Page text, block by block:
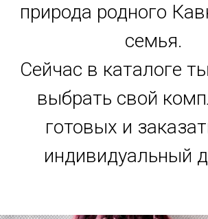
природа родного
семья.
Сейчас в каталоге
выбрать свой
готовых и
индивидуальный